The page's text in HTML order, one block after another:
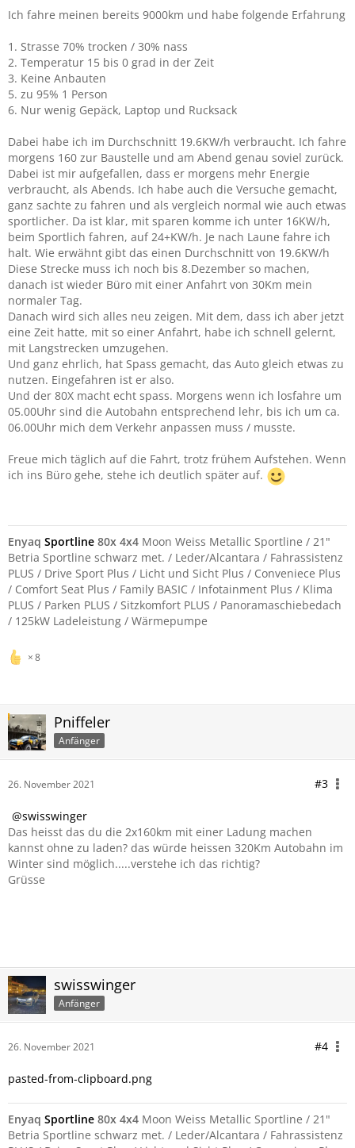
Ich fahre meinen bereits 9000km und habe folgende Erfahrung
1. Strasse 70% trocken / 30% nass
2. Temperatur 15 bis 0 grad in der Zeit
3. Keine Anbauten
5. zu 95% 1 Person
6. Nur wenig Gepäck, Laptop und Rucksack
Dabei habe ich im Durchschnitt 19.6KW/h verbraucht. Ich fahre
morgens 160 zur Baustelle und am Abend genau soviel zurück.
Dabei ist mir aufgefallen, dass er morgens mehr Energie
verbraucht, als Abends. Ich habe auch die Versuche gemacht,
ganz sachte zu fahren und als vergleich normal wie auch etwas
sportlicher. Da ist klar, mit sparen komme ich unter 16KW/h,
beim Sportlich fahren, auf 24+KW/h. Je nach Laune fahre ich
halt. Wie erwähnt gibt das einen Durchschnitt von 19.6KW/h
Diese Strecke muss ich noch bis 8.Dezember so machen,
danach ist wieder Büro mit einer Anfahrt von 30Km mein
normaler Tag.
Danach wird sich alles neu zeigen. Mit dem, dass ich aber jetzt
eine Zeit hatte, mit so einer Anfahrt, habe ich schnell gelernt,
mit Langstrecken umzugehen.
Und ganz ehrlich, hat Spass gemacht, das Auto gleich etwas zu
nutzen. Eingefahren ist er also.
Und der 80X macht echt spass. Morgens wenn ich losfahre um
05.00Uhr sind die Autobahn entsprechend lehr, bis ich um ca.
06.00Uhr mich dem Verkehr anpassen muss / musste.
Freue mich täglich auf die Fahrt, trotz frühem Aufstehen. Wenn
ich ins Büro gehe, stehe ich deutlich später auf.
Enyaq Sportline 80x 4x4 Moon Weiss Metallic Sportline / 21"
Betria Sportline schwarz met. / Leder/Alcantara / Fahrassistenz
PLUS / Drive Sport Plus / Licht und Sicht Plus / Conveniece Plus
/ Comfort Seat Plus / Family BASIC / Infotainment Plus / Klima
PLUS / Parken PLUS / Sitzkomfort PLUS / Panoramaschiebedach
/ 125kW Ladeleistung / Wärmepumpe
8
Pniffeler
Anfänger
26. November 2021 #3
swisswinger
Das heisst das du die 2x160km mit einer Ladung machen
kannst ohne zu laden? das würde heissen 320Km Autobahn im
Winter sind möglich.....verstehe ich das richtig?
Grüsse
swisswinger
Anfänger
26. November 2021 #4
pasted-from-clipboard.png
Enyaq Sportline 80x 4x4 Moon Weiss Metallic Sportline / 21"
Betria Sportline schwarz met. / Leder/Alcantara / Fahrassistenz